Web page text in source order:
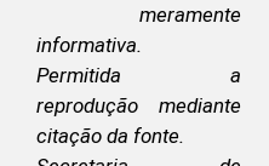
meramente
informativa.
Permitida a
reprodução mediante
citação da fonte.